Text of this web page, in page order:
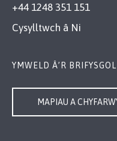
+44 1248 351 151
Cysylltwch â Ni
YMWELD Â’R BRIFYSGOL
MAPIAU A